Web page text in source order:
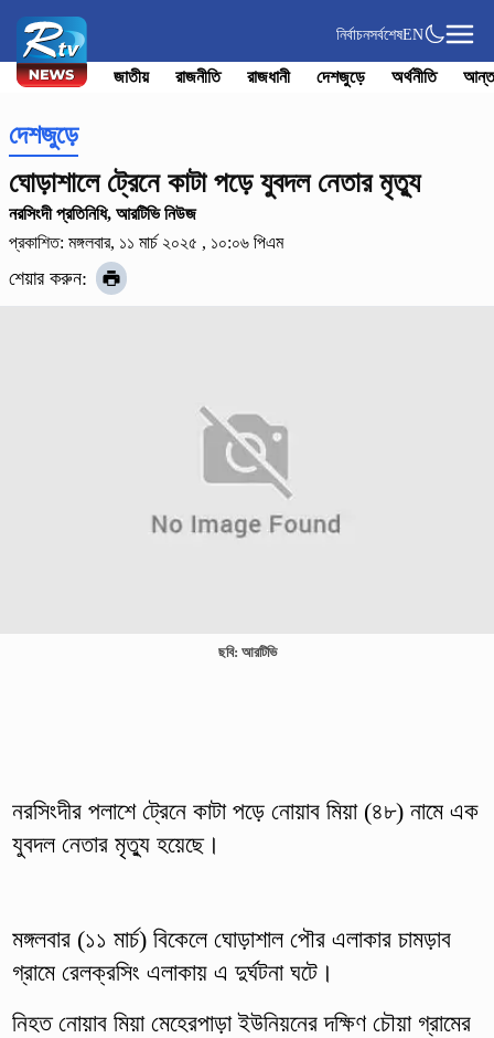
নির্বাচনসর্বশেষEN
জাতীয় রাজনীতি রাজধানী দেশজুড়ে অর্থনীতি
দেশজুড়ে
ঘোড়াশালে ট্রেনে কাটা পড়ে যুবদল নেতার মৃত্যু
নরসিংদী প্রতিনিধি, আরটিভি নিউজ
প্রকাশিত: মঙ্গলবার, ১১ মার্চ ২০২৫ , ১০:০৬ পিএম
শেয়ার করুন:
ছবি: আরটিভি
নরসিংদীর পলাশে ট্রেনে কাটা পড়ে নোয়াব মিয়া (৪৮) নামে এক
যুবদল নেতার মৃত্যু হয়েছে।
মঙ্গলবার (১১ মার্চ) বিকেলে ঘোড়াশাল পৌর এলাকার চামড়াব
গ্রামে রেলক্রসিং এলাকায় এ দুর্ঘটনা ঘটে।
নিহত নোয়াব মিয়া মেহেরপাড়া ইউনিয়নের দক্ষিণ চৌয়া গ্রামের